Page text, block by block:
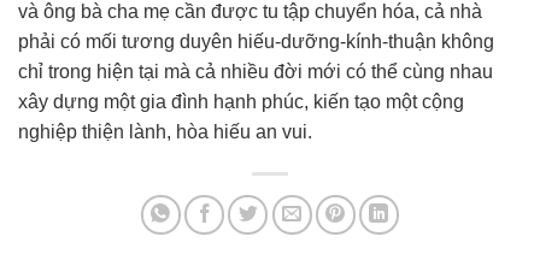
và ông bà cha mẹ cần được tu tập chuyển hóa, cả nhà
phải có mối tương duyên hiếu-dưỡng-kính-thuận không
chỉ trong hiện tại mà cả nhiều đời mới có thể cùng nhau
xây dựng một gia đình hạnh phúc, kiến tạo một cộng
nghiệp thiện lành, hòa hiếu an vui.